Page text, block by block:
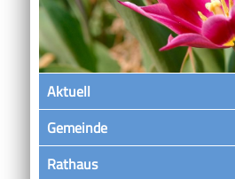
Aktuell
Gemeinde
Rathaus